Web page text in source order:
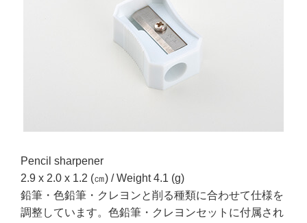
Pencil sharpener
2.9 x 2.0 x 1.2 (㎝) / Weight 4.1 (g)
鉛筆・色鉛筆・クレヨンと削る種類に合わせて仕様を
調整しています。色鉛筆・クレヨンセットに付属され